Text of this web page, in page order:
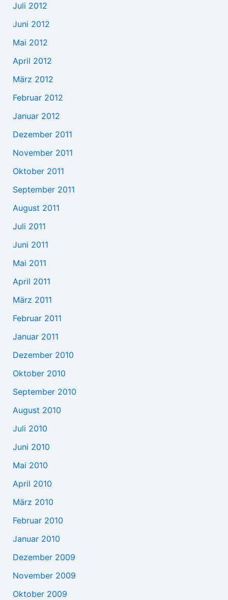
Juli 2012
Juni 2012
Mai 2012
April 2012
März 2012
Februar 2012
Januar 2012
Dezember 2011
November 2011
Oktober 2011
September 2011
August 2011
Juli 2011
Juni 2011
Mai 2011
April 2011
März 2011
Februar 2011
Januar 2011
Dezember 2010
Oktober 2010
September 2010
August 2010
Juli 2010
Juni 2010
Mai 2010
April 2010
März 2010
Februar 2010
Januar 2010
Dezember 2009
November 2009
Oktober 2009